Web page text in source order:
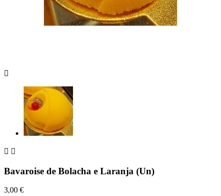

 
Bavaroise de Bolacha e Laranja (Un)
3,00 €